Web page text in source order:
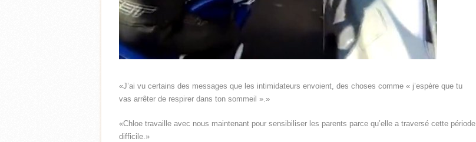
«J’ai vu certains des messages que les intimidateurs envoient, des choses comme « j’espère que tu
vas arrêter de respirer dans ton sommeil ».»
«Chloe travaille avec nous maintenant pour sensibiliser les parents parce qu’elle a traversé cette période
difficile.»